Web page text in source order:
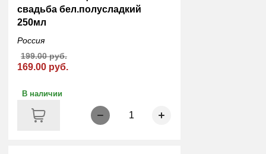
свадьба бел.полусладкий
250мл
Россия
169.00 руб.
199.00 руб.
В наличии
1